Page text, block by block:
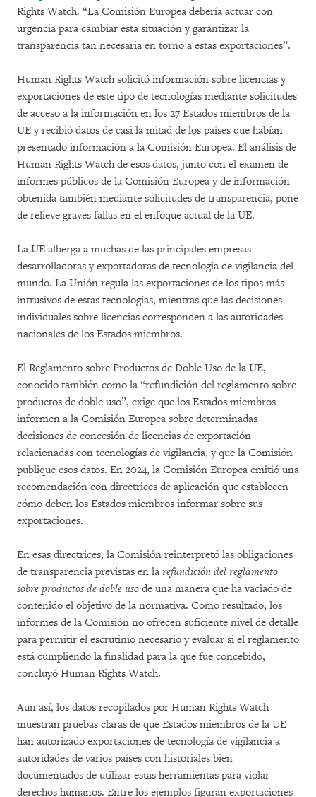
Rights Watch. “La Comisión Europea debería actuar con
urgencia para cambiar esta situación y garantizar la
transparencia tan necesaria en torno a estas exportaciones”.
Human Rights Watch solicitó información sobre licencias y
exportaciones de este tipo de tecnologías mediante solicitudes
de acceso a la información en los 27 Estados miembros de la
UE y recibió datos de casi la mitad de los países que habían
presentado información a la Comisión Europea. El análisis de
Human Rights Watch de esos datos, junto con el examen de
informes públicos de la Comisión Europea y de información
obtenida también mediante solicitudes de transparencia, pone
de relieve graves fallas en el enfoque actual de la UE.
La UE alberga a muchas de las principales empresas
desarrolladoras y exportadoras de tecnología de vigilancia del
mundo. La Unión regula las exportaciones de los tipos más
intrusivos de estas tecnologías, mientras que las decisiones
individuales sobre licencias corresponden a las autoridades
nacionales de los Estados miembros.
El Reglamento sobre Productos de Doble Uso de la UE,
conocido también como la “refundición del reglamento sobre
productos de doble uso”, exige que los Estados miembros
informen a la Comisión Europea sobre determinadas
decisiones de concesión de licencias de exportación
relacionadas con tecnologías de vigilancia, y que la Comisión
publique esos datos. En 2024, la Comisión Europea emitió una
recomendación con directrices de aplicación que establecen
cómo deben los Estados miembros informar sobre sus
exportaciones.
En esas directrices, la Comisión reinterpretó las obligaciones
de transparencia previstas en la refundición del reglamento
sobre productos de doble uso de una manera que ha vaciado de
contenido el objetivo de la normativa. Como resultado, los
informes de la Comisión no ofrecen suficiente nivel de detalle
para permitir el escrutinio necesario y evaluar si el reglamento
está cumpliendo la finalidad para la que fue concebido,
concluyó Human Rights Watch.
Aun así, los datos recopilados por Human Rights Watch
muestran pruebas claras de que Estados miembros de la UE
han autorizado exportaciones de tecnología de vigilancia a
autoridades de varios países con historiales bien
documentados de utilizar estas herramientas para violar
derechos humanos. Entre los ejemplos figuran exportaciones